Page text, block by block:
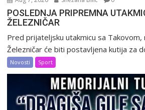
POSLEDNJA PRIPREMNA
ŽELEZNIČAR
Pred prijateljsku utakmicu sa Takovom,
Železničar će biti postavljena kutija za
Novosti Sport